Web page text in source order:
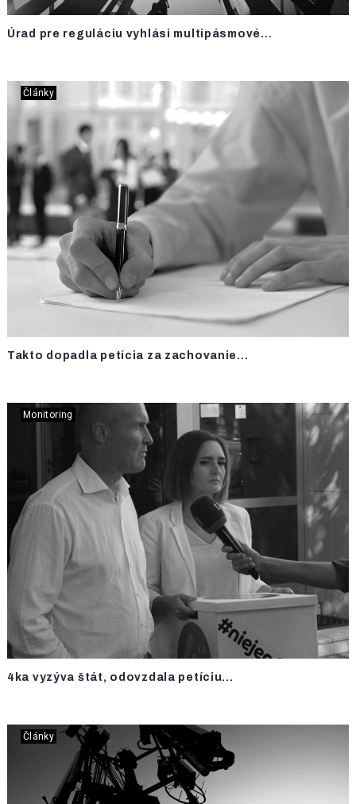
Úrad pre reguláciu vyhlási multipásmové...
Články
Takto dopadla petícia za zachovanie...
Monitoring
4ka vyzýva štát, odovzdala petíciu...
Články